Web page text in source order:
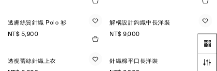
透膚絲質針織 Polo 衫
NT$ 5,900
解構設計鉤織中長洋裝
NT$ 9,000
透視蕾絲針織上衣
針織棉平口長洋裝